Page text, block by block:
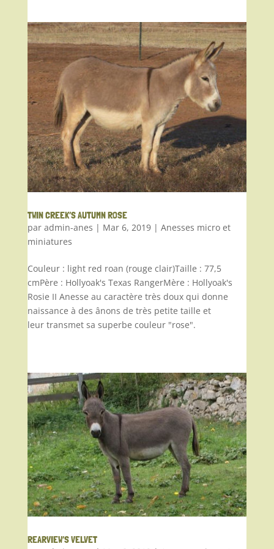
TWIN CREEK’S AUTUMN ROSE
par admin-anes | Mar 6, 2019| Anesses micro et
miniatures
Couleur : light red roan (rouge clair)Taille : 77,5
cmPère : Hollyoak's Texas RangerMère : Hollyoak's
Rosie II Anesse au caractère très doux qui donne
naissance à des ânons de très petite taille et
leur transmet sa superbe couleur "rose".
REARVIEW’S VELVET